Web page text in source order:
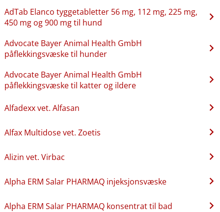
AdTab Elanco tyggetabletter 56 mg, 112 mg, 225 mg,
450 mg og 900 mg til hund
Advocate Bayer Animal Health GmbH
påflekkingsvæske til hunder
Advocate Bayer Animal Health GmbH
påflekkingsvæske til katter og ildere
Alfadexx vet. Alfasan
Alfax Multidose vet. Zoetis
Alizin vet. Virbac
Alpha ERM Salar PHARMAQ injeksjonsvæske
Alpha ERM Salar PHARMAQ konsentrat til bad